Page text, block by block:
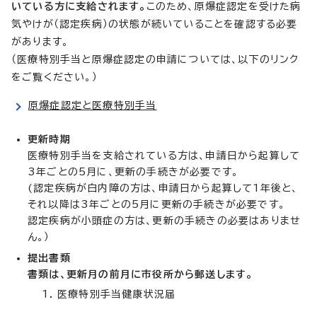
いている方に支給されます。 このため、原爆症認定を受けた病
気やけが（認定疾病）の状態が続いていることを確認する必要
があります。
（医療特別手当と原爆症認定の申請については、以下のリンク
をご覧ください。）
原爆症認定と医療特別手当
更新時期
医療特別手当を支給されている方は、申請日から起算して
3年ごとの5月に、更新の手続きが必要です。
(認定疾病が白内障の方は、申請日から起算して1年後と、
それ以降は3年ごとの5月に更新の手続きが必要です。
認定疾病が小頭症の方は、更新の手続きの必要はありませ
ん。）
提出書類
書類は、更新月の前月に市役所から郵送します。
医療特別手当健康状況届